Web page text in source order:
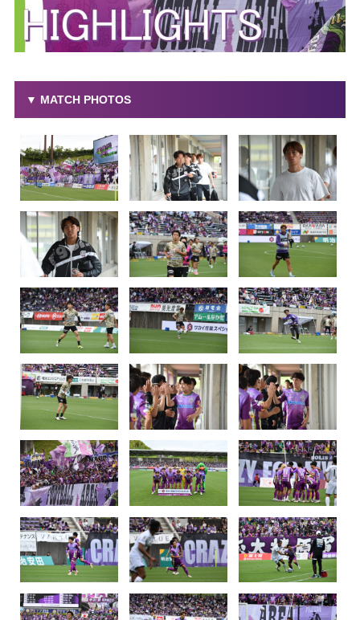
▼ MATCH PHOTOS